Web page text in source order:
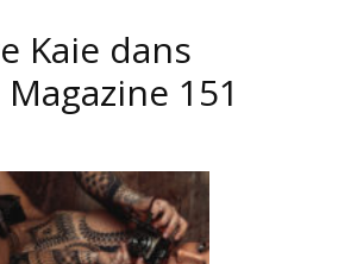
Kaie dans
151